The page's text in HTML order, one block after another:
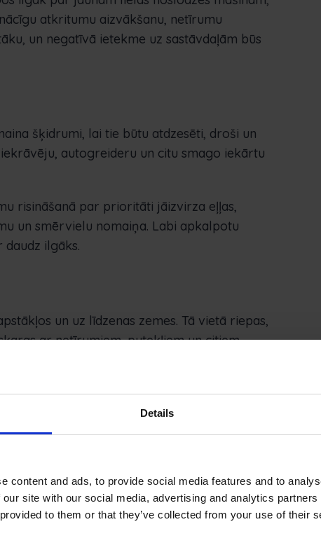
Details
content and ads, to provide social media features and to
site with our social media, advertising and analytics
to them or that they’ve collected from your use of their
atkritumu aizvākšanu, netīrumu
un negatīvā ietekme uz sastāvdaļām būs
šķidrumi, lai tie būtu atdzesēti, droši un
autogreideru un citu smago iekārtu
risināšanā par prioritāti jāizvirza eļļas,
un smērvielu nomaiņa. Labi apkalpotu
ilgāks.
un uz līdzenas zemes. Tā vietā riepas,
ar netīrumiem, putekļiem un citiem
faktori vēl vairāk ietekmē apakšējās daļas
vietu skaitu.
dzinējā un mašīnas elektriskajos
transportlīdzeklī caur dzinēju plūst tīrs
zemi un netīrumiem, riteņi un mašīnas